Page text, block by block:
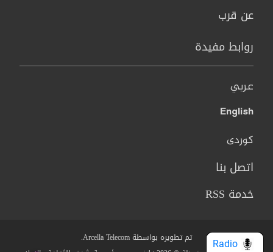
عن قرب
روابط مفيدة
عربي
English
کوردی
اتصل بنا
خدمة RSS
تم تطويره بواسطة Arcella Telecom.
Radio